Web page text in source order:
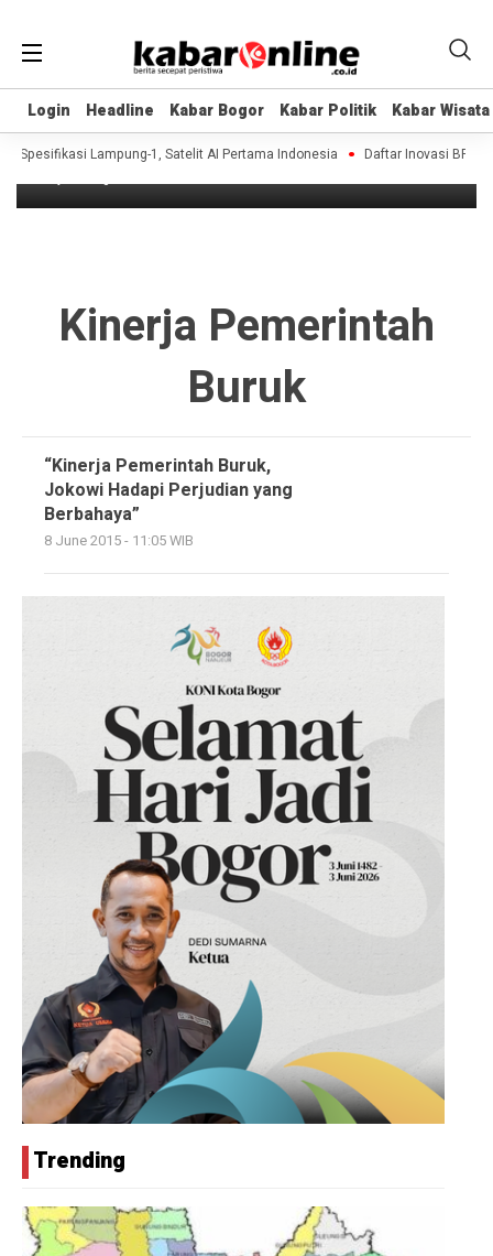
Login Headline Kabar Bogor Kabar Politik Kabar Wisata
Login Headline Kabar Bogor Kabar Politik Kabar Wisata
Lampung-1, Satelit AI Pertama Indonesia Daftar Inovasi BRIN
Headline
“Kinerja Pemerintah Buruk, Jokowi
Hadapi Perjudian yang Berbahaya”
Kinerja Pemerintah
Buruk
“Kinerja Pemerintah Buruk,
Jokowi Hadapi Perjudian yang
Berbahaya”
8 June 2015 - 11:05 WIB
Trending